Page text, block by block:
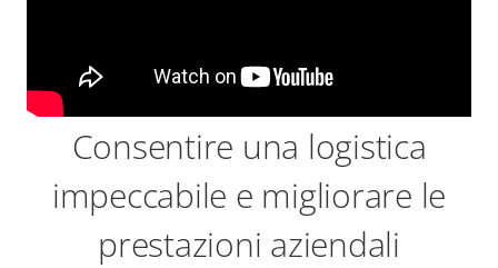
Consentire una logistica
impeccabile e migliorare le
prestazioni aziendali